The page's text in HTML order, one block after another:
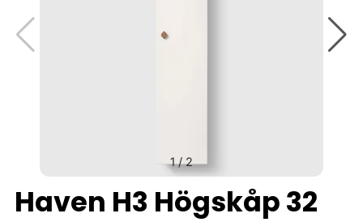
1/2
Haven H3 Högskåp 32